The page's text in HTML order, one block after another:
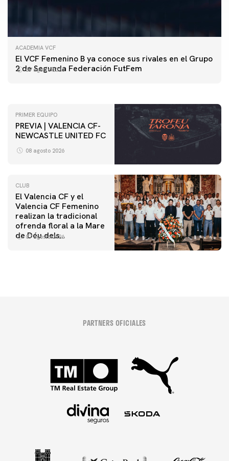
ACADEMIA VCF
El VCF Femenino B ya conoce sus rivales en el Grupo
2 de Segunda Federación FutFem
07 agosto 2026
PRIMER EQUIPO
ENTRENAMIENTO DEL VALENCIA CF 7/8/2026
PRIMER EQUIPO
PREVIA | VALENCIA CF-
NEWCASTLE UNITED FC
08 agosto 2026
CLUB
El Valencia CF y el
Valencia CF Femenino
realizan la tradicional
ofrenda floral a la Mare
de Déu dels
07 agosto 2026
PARTNERS OFICIALES